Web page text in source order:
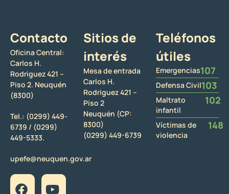
Contacto
Oficina Central:
Carlos H.
Rodriguez 421 –
Piso 2. Neuquén
(8300)
Tel.: (0299) 449-
6739 / (0299)
449-5333.
upefe@neuquen.gov.ar
Sitios de
interés
Mesa de entrada
Carlos H.
Rodriguez 421 –
Piso 2
Neuquén (CP:
8300)
(0299) 449-6739
Teléfonos
útiles
Emergencias107
Defensa Civil103
Maltrato
infantil
102
Víctimas de
violencia
148